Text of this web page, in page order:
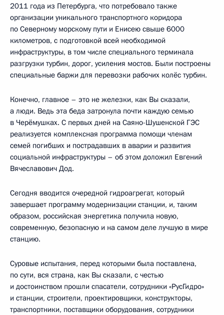
2011 года из Петербурга, что потребовало также
организации уникального транспортного коридора
по Северному морскому пути и Енисею свыше 6000
километров, с подготовкой всей необходимой
инфраструктуры, в том числе специального терминала
разгрузки турбин, дорог, усиления мостов. Были построены
специальные баржи для перевозки рабочих колёс турбин.
Конечно, главное – это не железки, как Вы сказали,
а люди. Ведь эта беда затронула почти каждую семью
в Черёмушках. С первых дней на Саяно-Шушенской ГЭС
реализуется комплексная программа помощи членам
семей погибших и пострадавших в аварии и развития
социальной инфраструктуры – об этом доложил Евгений
Вячеславович Дод.
Сегодня вводится очередной гидроагрегат, который
завершает программу модернизации станции, и, таким
образом, российская энергетика получила новую,
современную, безопасную и на самом деле лучшую в мире
станцию.
Суровые испытания, перед которыми была поставлена,
по сути, вся страна, как Вы сказали, с честью
и достоинством прошли спасатели, сотрудники «РусГидро»
и станции, строители, проектировщики, конструкторы,
транспортники, поставщики оборудования, сотрудники